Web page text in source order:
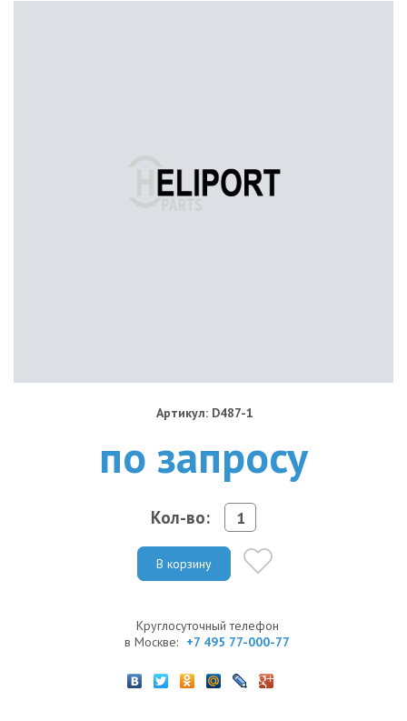
Артикул: D487-1
по запросу
Кол-во:
В корзину
Круглосуточный телефон
в Москве: +7 495 77-000-77